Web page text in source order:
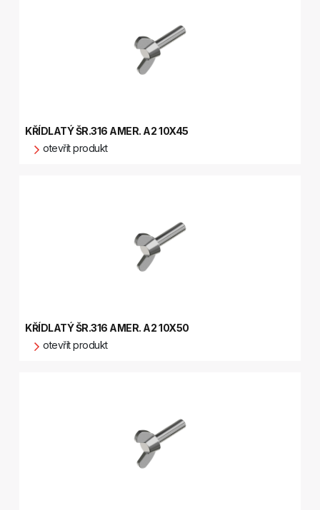
KŘÍDLATÝ ŠR.316 AMER. A2 10X45
otevřít produkt
KŘÍDLATÝ ŠR.316 AMER. A2 10X50
otevřít produkt